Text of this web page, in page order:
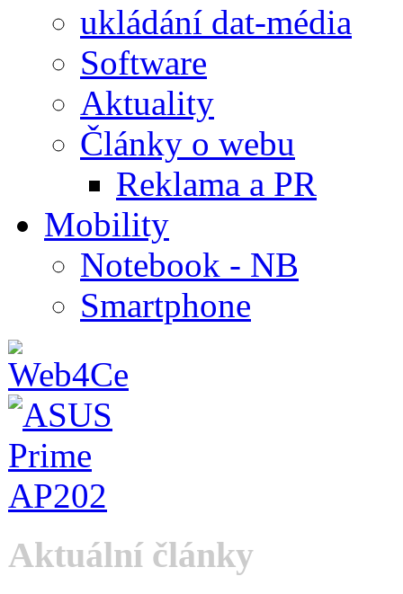
ukládání dat-média
Software
Aktuality
Články o webu
Reklama a PR
Mobility
Notebook - NB
Smartphone
Aktuální články